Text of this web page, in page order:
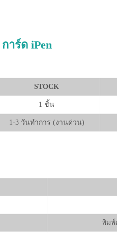
าร์ด iPen
STOCK
1 ชิ้น
1-3 วันทำการ (งานด่วน)
พิมพ์